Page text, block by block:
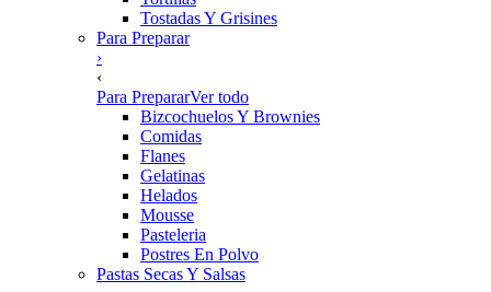
Tostadas Y Grisines
Para Preparar
›
‹
Para PrepararVer todo
Bizcochuelos Y Brownies
Comidas
Flanes
Gelatinas
Helados
Mousse
Pasteleria
Postres En Polvo
Pastas Secas Y Salsas